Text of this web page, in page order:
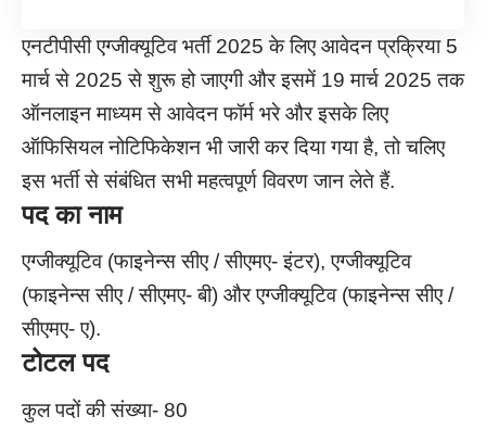
एनटीपीसी एग्जीक्यूटिव भर्ती 2025 के लिए आवेदन प्रक्रिया 5
मार्च से 2025 से शुरू हो जाएगी और इसमें 19 मार्च 2025 तक
ऑनलाइन माध्यम से आवेदन फॉर्म भरे और इसके लिए
ऑफिसियल नोटिफिकेशन भी जारी कर दिया गया है, तो चलिए
इस भर्ती से संबंधित सभी महत्वपूर्ण विवरण जान लेते हैं.
पद का नाम
एग्जीक्यूटिव (फाइनेन्स सीए / सीएमए- इंटर), एग्जीक्यूटिव
(फाइनेन्स सीए / सीएमए- बी) और एग्जीक्यूटिव (फाइनेन्स सीए /
सीएमए- ए).
टोटल पद
कुल पदों की संख्या- 80